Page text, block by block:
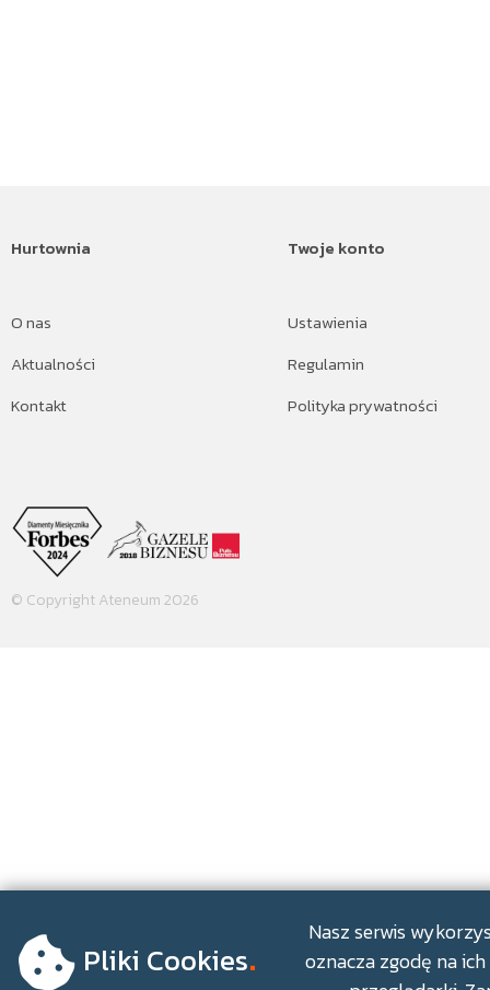
Hurtownia
O nas
Aktualności
Kontakt
Twoje konto
Ustawienia
Regulamin
Polityka prywatności
© Copyright Ateneum 2026
Pliki Cookies.
Nasz serwis
oznacza zgodę na